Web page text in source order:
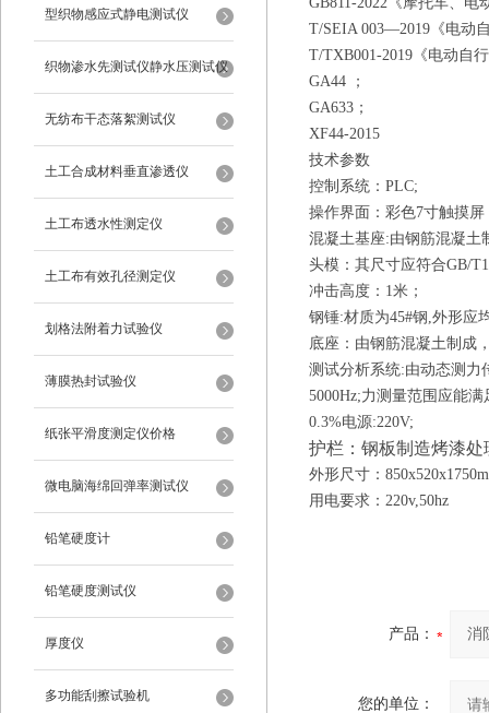
型织物感应式静电测试仪
织物渗水先测试仪静水压测试仪
无纺布干态落絮测试仪
土工合成材料垂直渗透仪
土工布透水性测定仪
土工布有效孔径测定仪
划格法附着力试验仪
薄膜热封试验仪
纸张平滑度测定仪价格
微电脑海绵回弹率测试仪
铅笔硬度计
铅笔硬度测试仪
厚度仪
多功能刮擦试验机
T/SEIA 003—2019《电动
T/TXB001-2019《电动自
GA44
；
GA633；
XF44-2015
技术参数
控制系统： PLC;
操作界面：彩色7寸触摸
混凝土基座:由钢筋混凝土
头模：其尺寸应符合GB/
冲击高度： 1米；
钢锤:材质为45#钢,外形应
底座：由钢筋混凝土制成
测试分析系统:由动态测力
5000Hz;力测量范围应能
0.3%电源:220V;
护栏：钢板制造烤漆处
外形尺寸： 850x520x1750
用电要求： 220v,50hz
产品：
您的单位：